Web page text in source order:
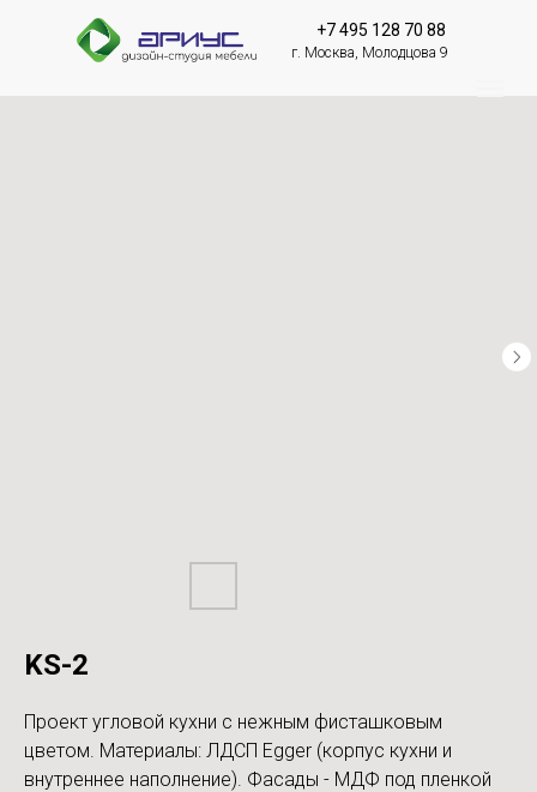
+7 495 128 70 88
г. Москва, Молодцова 9
KS-2
Проект угловой кухни с нежным фисташковым
цветом. Материалы: ЛДСП Egger (корпус кухни и
внутреннее наполнение). Фасады - МДФ под пленкой